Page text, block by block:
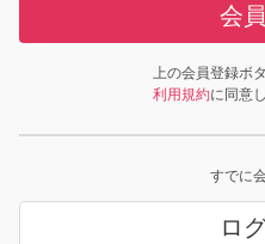
会
上の会員登録ボ
利用規約に同意
すでに
ロ